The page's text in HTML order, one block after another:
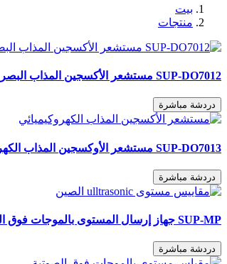
بيت
منتجات
SUP-DO7012 مستشعر الأكسجين المذاب البصري
دردشة مباشرة
SUP-DO7013 مستشعر الأوكسجين المذاب الكهروكيميائي
دردشة مباشرة
SUP-MP جهاز إرسال المستوى بالموجات فوق الصوتية
دردشة مباشرة